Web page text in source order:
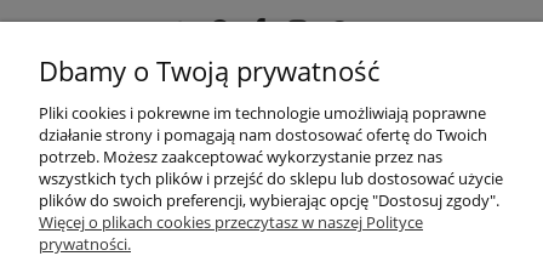
POMOC
MOJE KONTO
Dbamy o Twoją prywatność
Pliki cookies i pokrewne im technologie umożliwiają poprawne
działanie strony i pomagają nam dostosować ofertę do Twoich
potrzeb. Możesz zaakceptować wykorzystanie przez nas
wszystkich tych plików i przejść do sklepu lub dostosować użycie
plików do swoich preferencji, wybierając opcję "Dostosuj zgody".
Więcej o plikach cookies przeczytasz w naszej Polityce
prywatności.